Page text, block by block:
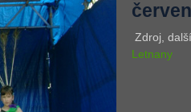
Zdroj,
Letnany